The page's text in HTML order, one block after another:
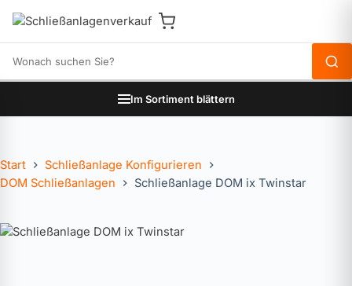
Im Sortiment blättern
Start
Schließanlage Konfigurieren
DOM Schließanlagen
Schließanlage DOM ix Twinstar